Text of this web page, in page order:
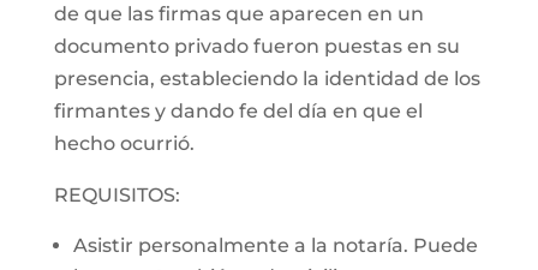
de que las firmas que aparecen en un
documento privado fueron puestas en su
presencia, estableciendo la identidad de los
firmantes y dando fe del día en que el
hecho ocurrió.
REQUISITOS:
Asistir personalmente a la notaría. Puede